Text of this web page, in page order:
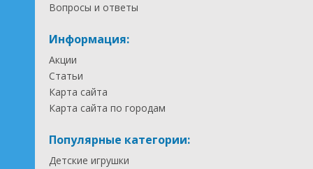
Вопросы и ответы
Информация:
Акции
Статьи
Карта сайта
Карта сайта по городам
Популярные категории:
Детские игрушки